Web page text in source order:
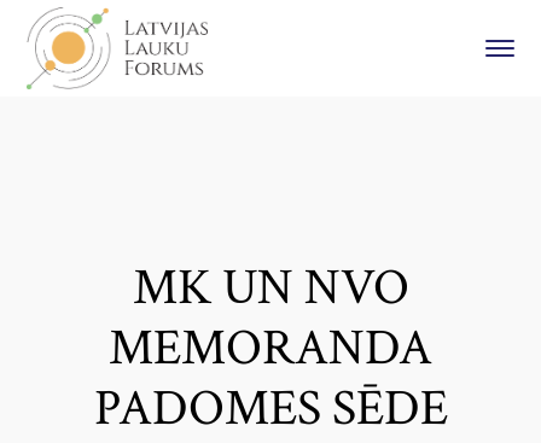
MK UN NVO
MEMORANDA
PADOMES SĒDE